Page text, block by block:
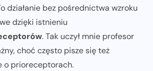
działanie bez pośrednictwa wzroku
dzięki istnieniu
. Tak uczył mnie profesor
choć często pisze się też
o prioreceptorach.